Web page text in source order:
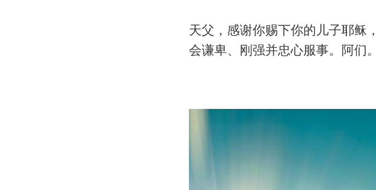
天父，感谢你赐下你的儿子耶稣
会谦卑、刚强并忠心服事。阿们。